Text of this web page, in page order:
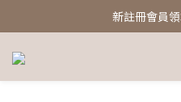
新註冊會員
新註冊會員
Free Shipping｜
新註冊會員